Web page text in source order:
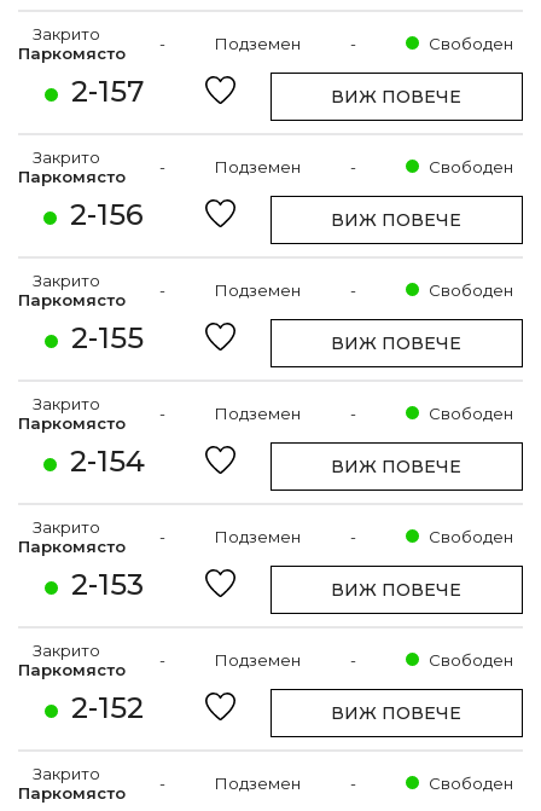
2-157
Закрито
Паркомясто
- Подземен - Свободен
ВИЖ ПОВЕЧЕ
2-156
Закрито
Паркомясто
- Подземен - Свободен
ВИЖ ПОВЕЧЕ
2-155
Закрито
Паркомясто
- Подземен - Свободен
ВИЖ ПОВЕЧЕ
2-154
Закрито
Паркомясто
- Подземен - Свободен
ВИЖ ПОВЕЧЕ
2-153
Закрито
Паркомясто
- Подземен - Свободен
ВИЖ ПОВЕЧЕ
2-152
Закрито
Паркомясто
- Подземен - Свободен
ВИЖ ПОВЕЧЕ
Закрито
Паркомясто
- Подземен - Свободен